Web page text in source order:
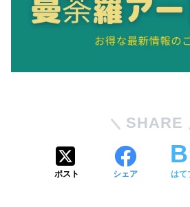
SHARE
ポスト シェア はて